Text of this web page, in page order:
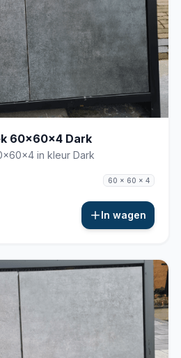
60x60x4 Dark
in kleur Dark
60 x 60 x 4
In wagen